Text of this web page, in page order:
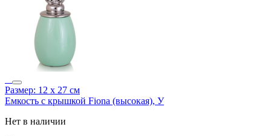
Размер: 12 х 27 см
Емкость с крышкой Fiona (высокая), У
Нет в наличии